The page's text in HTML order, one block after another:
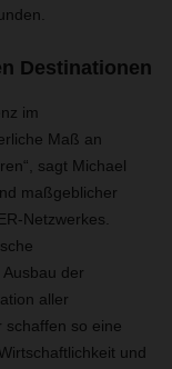
Destinationen
im
Maß an
sagt Michael
maßgeblicher
Netzwerkes.
der
aller
schaffen so eine
und